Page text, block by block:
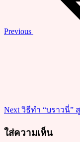
Previous
Next วิธีทำ “บราวนี่”
ใส่ความเห็น